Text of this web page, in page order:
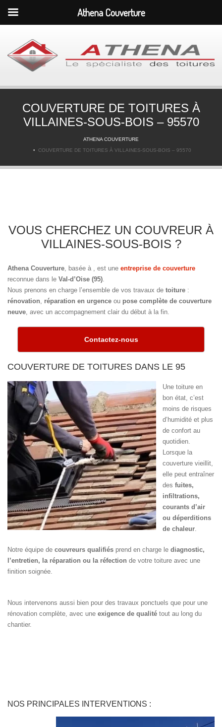
COUVERTURE DE TOITURES À
VILLAINES-SOUS-BOIS – 95570
ATHENA COUVERTURE
COUVERTURE DE TOITURES À VILLAINES-SOUS-BOIS – 95570
VOUS CHERCHEZ UN COUVREUR À
VILLAINES-SOUS-BOIS ?
Athena Couverture , basée à , est une entreprise de couverture
reconnue dans le Val-d’Oise (95)
Nous prenons en charge l’ensemble de vos travaux de toiture :
rénovation
réparation en urgence ou pose complète de couverture
neuve , avec un accompagnement clair du début à la fin.
Contactez-nous
COUVERTURE DE TOITURES DANS LE 95
Une toiture en
bon état, c’est
moins de risques
d’humidité et plus
de confort au
quotidien.
Lorsque la
couverture vieillit,
elle peut entraîner
des fuites,
infiltrations,
courants d’air
ou déperditions
de chaleur.
Notre équipe de couvreurs qualifiés prend en charge le diagnostic,
l’entretien, la réparation ou la réfection de votre toiture avec une
finition soignée.
Nous intervenons aussi bien pour des travaux ponctuels que pour une
rénovation complète, avec une exigence de qualité tout au long du
chantier.
NOS PRINCIPALES INTERVENTIONS :
Athena Couverture